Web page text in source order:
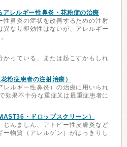
レルギー性鼻炎・花粉症の治療
性鼻炎の症状を改善するための注射
異なり即効性はないが、アレルギー
かっている、または起こすかもしれ
粉症患者の注射治療）
レルギー性鼻炎）の治療に用いられ
効果不十分な重症又は最重症患者に
・ドロップスクリーン）
じんましん、アトピー性皮膚炎など
物質（アレルゲン）がはっきりし